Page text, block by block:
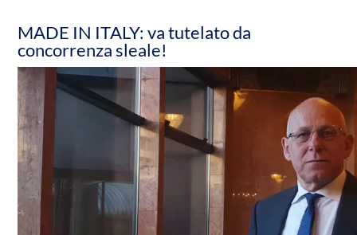
MADE IN ITALY: va tutelato da
concorrenza sleale!